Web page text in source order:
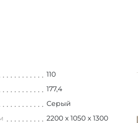
110
177,4
Серый
2200 х 1050 х 1300